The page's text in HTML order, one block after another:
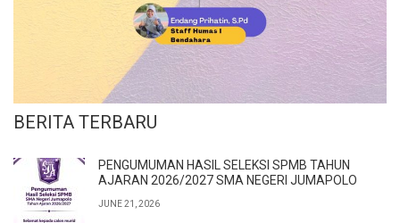
BERITA TERBARU
PENGUMUMAN HASIL SELEKSI SPMB TAHUN
AJARAN 2026/2027 SMA NEGERI JUMAPOLO
JUNE 21, 2026